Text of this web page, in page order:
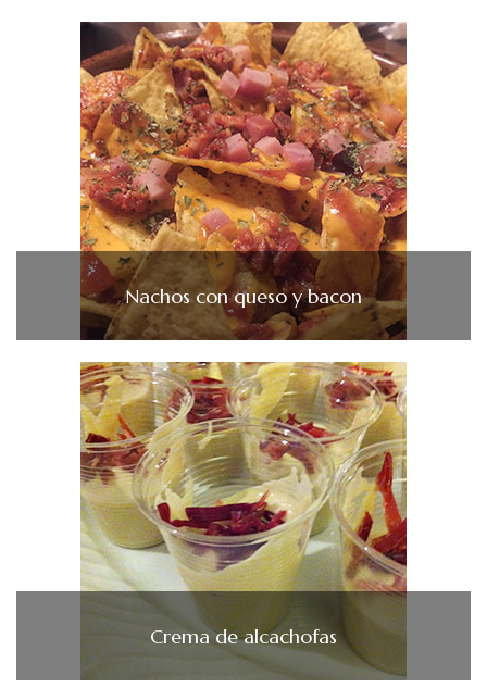
Nachos con queso y bacon
Crema de alcachofas